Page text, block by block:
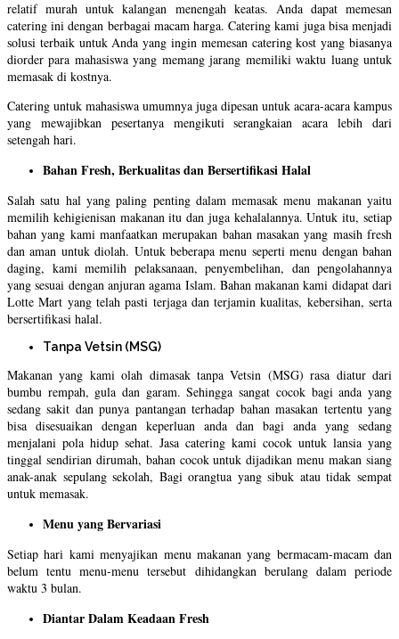
relatif murah untuk kalangan menengah keatas. Anda dapat memesan
catering ini dengan berbagai macam harga. Catering kami juga bisa menjadi
solusi terbaik untuk Anda yang ingin memesan catering kost yang biasanya
diorder para mahasiswa yang memang jarang memiliki waktu luang untuk
memasak di kostnya.
Catering untuk mahasiswa umumnya juga dipesan untuk acara-acara kampus
yang mewajibkan pesertanya mengikuti serangkaian acara lebih dari
setengah hari.
Bahan Fresh, Berkualitas dan Bersertifikasi Halal
Salah satu hal yang paling penting dalam memasak menu makanan yaitu
memilih kehigienisan makanan itu dan juga kehalalannya. Untuk itu, setiap
bahan yang kami manfaatkan merupakan bahan masakan yang masih fresh
dan aman untuk diolah. Untuk beberapa menu seperti menu dengan bahan
daging, kami memilih pelaksanaan, penyembelihan, dan pengolahannya
yang sesuai dengan anjuran agama Islam. Bahan makanan kami didapat dari
Lotte Mart yang telah pasti terjaga dan terjamin kualitas, kebersihan, serta
bersertifikasi halal.
Tanpa Vetsin (MSG)
Makanan yang kami olah dimasak tanpa Vetsin (MSG) rasa diatur dari
bumbu rempah, gula dan garam. Sehingga sangat cocok bagi anda yang
sedang sakit dan punya pantangan terhadap bahan masakan tertentu yang
bisa disesuaikan dengan keperluan anda dan bagi anda yang sedang
menjalani pola hidup sehat. Jasa catering kami cocok untuk lansia yang
tinggal sendirian dirumah, bahan cocok untuk dijadikan menu makan siang
anak-anak sepulang sekolah, Bagi orangtua yang sibuk atau tidak sempat
untuk memasak.
Menu yang Bervariasi
Setiap hari kami menyajikan menu makanan yang bermacam-macam dan
belum tentu menu-menu tersebut dihidangkan berulang dalam periode
waktu 3 bulan.
Diantar Dalam Keadaan Fresh